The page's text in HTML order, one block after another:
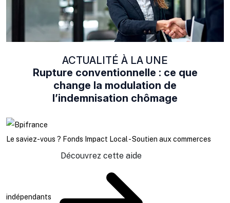
ACTUALITÉ À LA UNE
Rupture conventionnelle : ce que
change la modulation de
l’indemnisation chômage
Le saviez-vous ? Fonds Impact Local - Soutien aux commerces
indépendants
Découvrez cette aide